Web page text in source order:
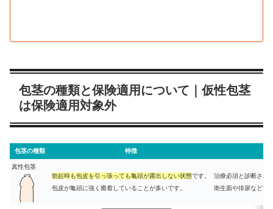
包茎の種類と保険適用について｜仮性包茎
は保険適用対象外
包茎の種類 特徴 治
真性包茎
勃起時も包皮を引っ張っても亀頭が露出しない状態です。
包皮が亀頭に強く癒着していることが多いです。
治療必須と診断され
衛生面や排尿などで